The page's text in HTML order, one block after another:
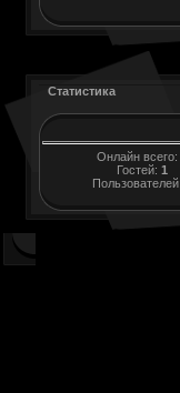
Статистика
Онлайн всего:
Гостей: 1
Пользователей: